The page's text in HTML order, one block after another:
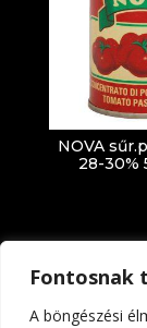
Fontosnak
A böngészési
NOVA
28-30%